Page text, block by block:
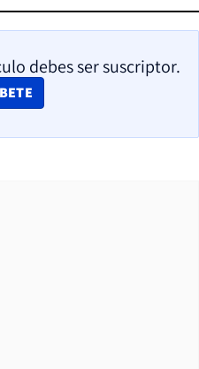
debes ser suscriptor.
NEW WINDOW